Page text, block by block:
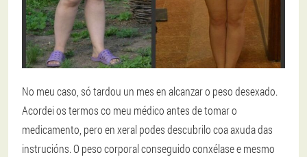
No meu caso, só tardou un mes en alcanzar o peso desexado.
Acordei os termos co meu médico antes de tomar o
medicamento, pero en xeral podes descubrilo coa axuda das
instrucións. O peso corporal conseguido conxélase e mesmo